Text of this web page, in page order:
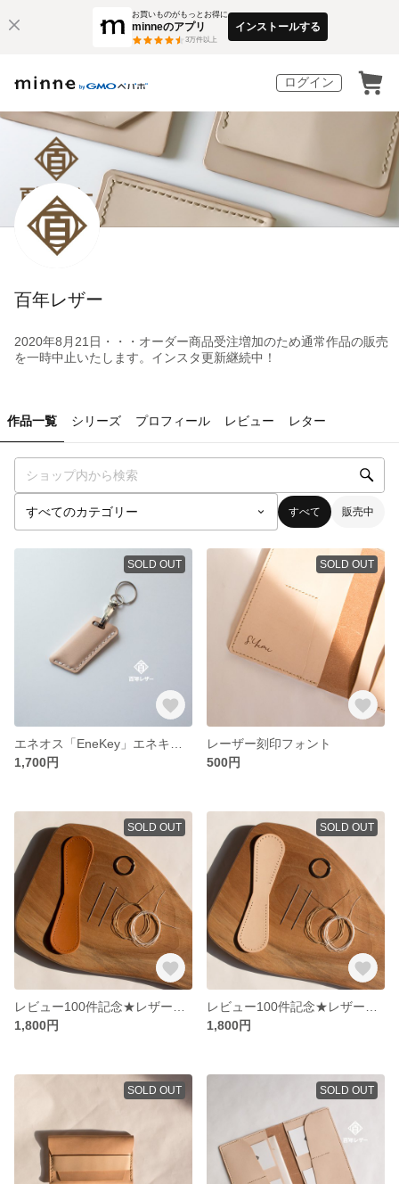
お買いものがもっとお得に
minneのアプリ
3万件以上
インストールする
ログイン
百年レザー
2020年8月21日・・・オーダー商品受注増加のため通常作品の販売
を一時中止いたします。インスタ更新継続中！
作品一覧 シリーズ プロフィール レビュー レター
すべて 販売中
SOLD OUT
1,700円
SOLD OUT
レーザー刻印フォント
500円
SOLD OUT
1,800円
SOLD OUT
1,800円
SOLD OUT SOLD OUT